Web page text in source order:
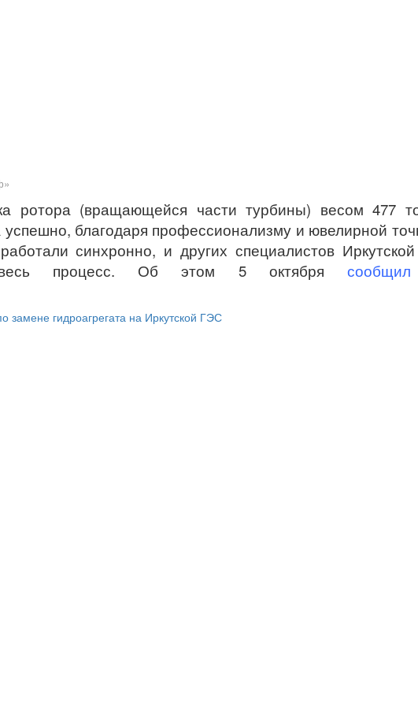
ротора (вращающейся части турбины) весом 477
благодаря профессионализму и ювелирной
синхронно, и других специалистов
весь процесс. Об этом 5 октябрясообщил